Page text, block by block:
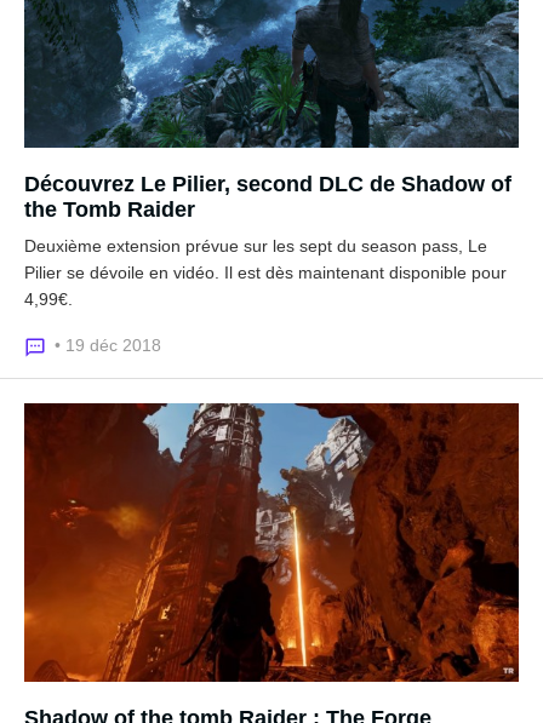
Découvrez Le Pilier, second DLC de Shadow of
the Tomb Raider
Deuxième extension prévue sur les sept du season pass, Le
Pilier se dévoile en vidéo. Il est dès maintenant disponible pour
4,99€.
• 19 déc 2018
Shadow of the tomb Raider : The Forge